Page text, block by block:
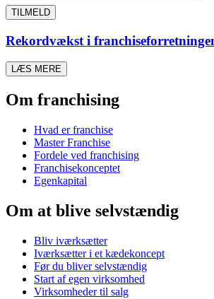
TILMELD
Rekordvækst i
LÆS MERE
Om franchising
Hvad er franchise
Master Franchise
Fordele ved franchising
Franchisekonceptet
Egenkapital
Om at blive selvstændig
Bliv iværksætter
Iværksætter i et kædekoncept
Før du bliver selvstændig
Start af egen virksomhed
Virksomheder til salg